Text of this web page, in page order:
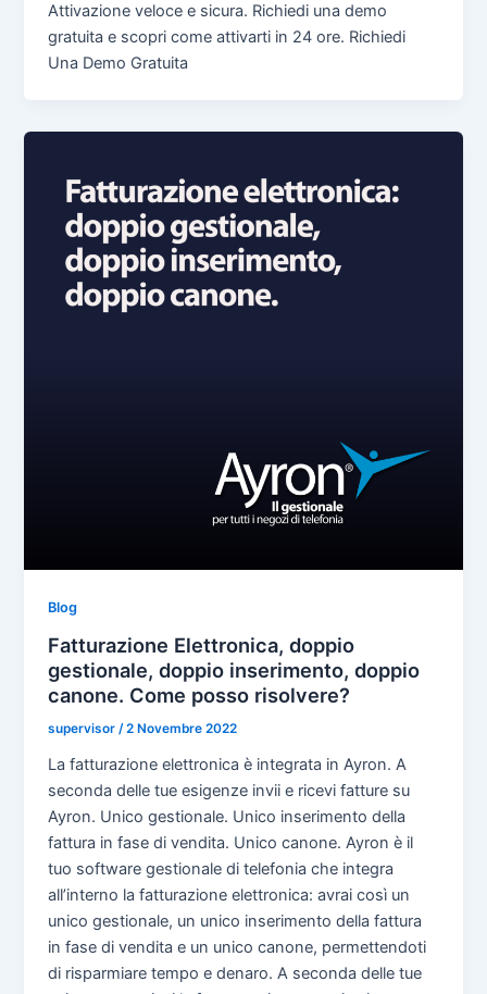
Attivazione veloce e sicura. Richiedi una demo
gratuita e scopri come attivarti in 24 ore. Richiedi
Una Demo Gratuita
Blog
Fatturazione Elettronica, doppio
gestionale, doppio inserimento, doppio
canone. Come posso risolvere?
supervisor/2 Novembre 2022
La fatturazione elettronica è integrata in Ayron. A
seconda delle tue esigenze invii e ricevi fatture su
Ayron. Unico gestionale. Unico inserimento della
fattura in fase di vendita. Unico canone. Ayron è il
tuo software gestionale di telefonia che integra
all’interno la fatturazione elettronica: avrai così un
unico gestionale, un unico inserimento della fattura
in fase di vendita e un unico canone, permettendoti
di risparmiare tempo e denaro. A seconda delle tue